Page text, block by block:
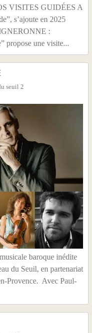
VISITES GUIDÉES A
s’ajoute en 2025
:
propose une visite...
seuil 2
baroque inédite
du Seuil, en partenariat
Provence. Avec Paul-